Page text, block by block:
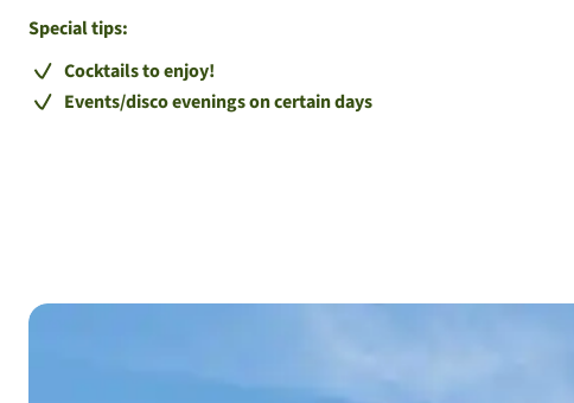
Special tips:
Cocktails to enjoy!
Events/disco evenings on certain days